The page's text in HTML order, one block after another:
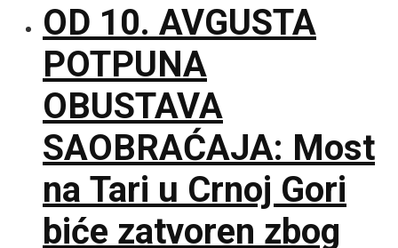
OD 10. AVGUSTA
POTPUNA
OBUSTAVA
SAOBRAĆAJA: Most
na Tari u Crnoj Gori
biće zatvoren zbog